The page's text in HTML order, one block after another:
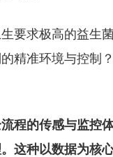
要求极高的益生
精准环境与控制
程的传感与监控
这种以数据为核